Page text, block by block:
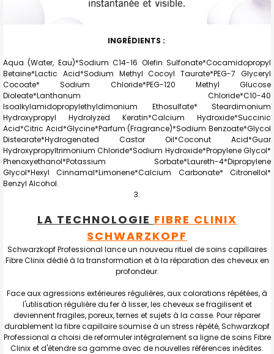
INGRÉDIENTS :
Aqua (Water, Eau)*Sodium C14-16 Olefin Sulfonate*Cocamidopropyl
Betaine*Lactic Acid*Sodium Methyl Cocoyl Taurate*PEG-7 Glyceryl
Cocoate* Sodium Chloride*PEG-120 Methyl Glucose
Dioleate*Lanthanum Chloride*C10-40
Isoalkylamidopropylethyldimonium Ethosulfate* Steardimonium
Hydroxypropyl Hydrolyzed Keratin*Calcium Hydroxide*Succinic
Acid*Citric Acid*Glycine*Parfum (Fragrance)*Sodium Benzoate*Glycol
Distearate*Hydrogenated Castor Oil*Coconut Acid*Guar
Hydroxypropyltrimonium Chloride*Sodium Hydroxide*Propylene Glycol*
Phenoxyethanol*Potassium Sorbate*Laureth-4*Dipropylene
Glycol*Hexyl Cinnamal*Limonene*Calcium Carbonate* Citronellol*
Benzyl Alcohol.
LA TECHNOLOGIE FIBRE CLINIX
SCHWARZKOPF
Schwarzkopf Professional lance un nouveau rituel de soins capillaires
Fibre Clinix dédié à la transformation et à la réparation des cheveux en
profondeur.
Face aux agressions extérieures régulières, aux colorations répétées, à
l'utilisation régulière du fer à lisser, les cheveux se fragilisent et
deviennent fragiles, poreux, ternes et sujets à la casse. Pour réparer
durablement la fibre capillaire soumise à un stress répété, Schwarzkopf
Professional a choisi de reformuler intégralement sa ligne de soins Fibre
Clinix et d'étendre sa gamme avec de nouvelles références inédites.